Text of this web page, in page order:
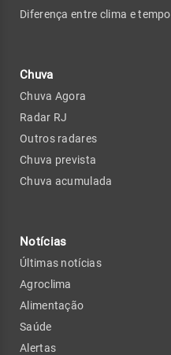
Diferença entre clima e tempo
Chuva
Chuva Agora
Radar RJ
Outros radares
Chuva prevista
Chuva acumulada
Notícias
Últimas notícias
Agroclima
Alimentação
Saúde
Alertas